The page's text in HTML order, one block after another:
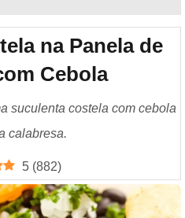
na Panela de
Cebola
suculenta costela com cebola
calabresa.
5 (882)